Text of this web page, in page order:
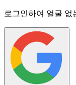
로그인하여 얼굴 없